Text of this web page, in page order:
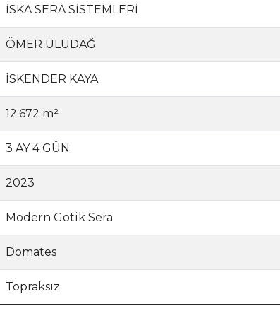
İSKA SERA SİSTEMLERİ
ÖMER ULUDAĞ
İSKENDER KAYA
12.672 m²
3 AY 4 GÜN
2023
Modern Gotik Sera
Domates
Topraksız